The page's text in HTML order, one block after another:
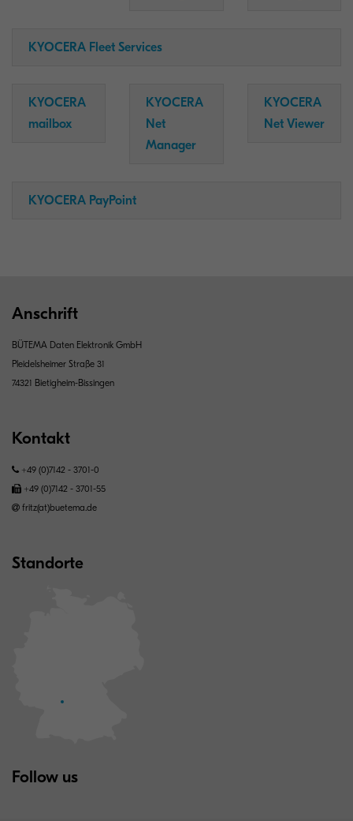
KYOCERA Fleet Services
KYOCERA
mailbox
KYOCERA
Net
Manager
KYOCERA
Net Viewer
KYOCERA PayPoint
Anschrift
BÜTEMA Daten Elektronik GmbH
Pleidelsheimer Straße 31
74321 Bietigheim-Bissingen
Kontakt
+49 (0)7142 - 3701-0
+49 (0)7142 - 3701-55
fritz(at)buetema.de
Standorte
Follow us